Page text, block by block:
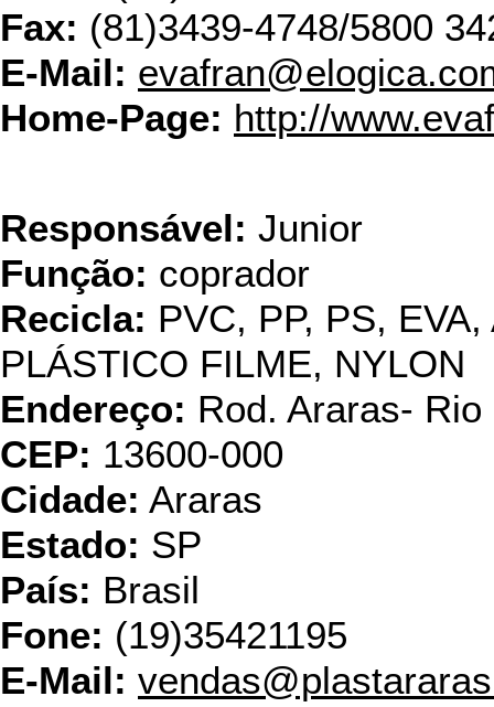
Fax: (81)3439-4748/5800
E-Mail:
Home-Page: http://
Responsável: Junior
Função: coprador
Recicla: PVC, PP, PS,
PLÁSTICO FILME, NYLON
Endereço: Rod. Araras-
CEP: 13600-000
Cidade: Araras
Estado: SP
País: Brasil
Fone: (19)35421195
E-Mail: